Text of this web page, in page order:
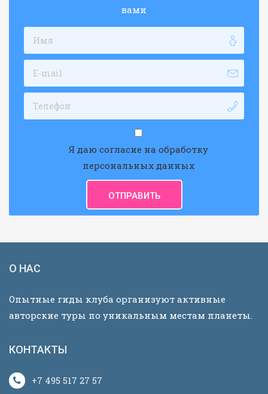
вами
Я даю согласие на обработку
персональных данных
О НАС
Опытные гиды клуба организуют активные
авторские туры по уникальным местам планеты.
КОНТАКТЫ
+7 495 517 27 57